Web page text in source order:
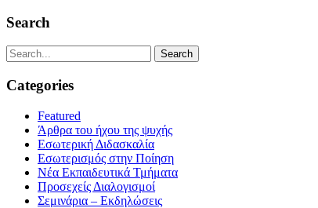
Search
Categories
Featured
Άρθρα του ήχου της ψυχής
Εσωτερική Διδασκαλία
Εσωτερισμός στην Ποίηση
Νέα Εκπαιδευτικά Τμήματα
Προσεχείς Διαλογισμοί
Σεμινάρια – Εκδηλώσεις